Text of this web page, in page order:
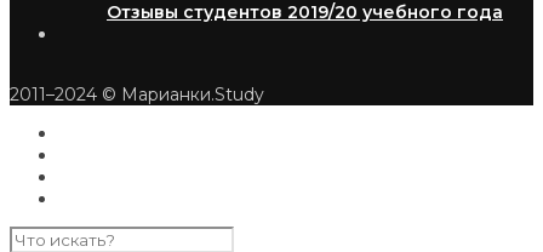
Отзывы студентов 2019/20 учебного года
2011–2024 © Марианки.Study